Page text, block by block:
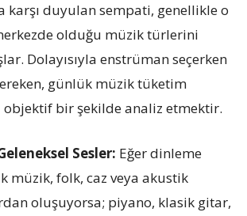
karşı duyulan sempati, genellikle o
olduğu müzik türlerini
Dolayısıyla enstrüman seçerken
günlük müzik tüketim
objektif bir şekilde analiz etmektir.
Sesler: Eğer dinleme
müzik, folk, caz veya akustik
oluşuyorsa; piyano, klasik gitar,